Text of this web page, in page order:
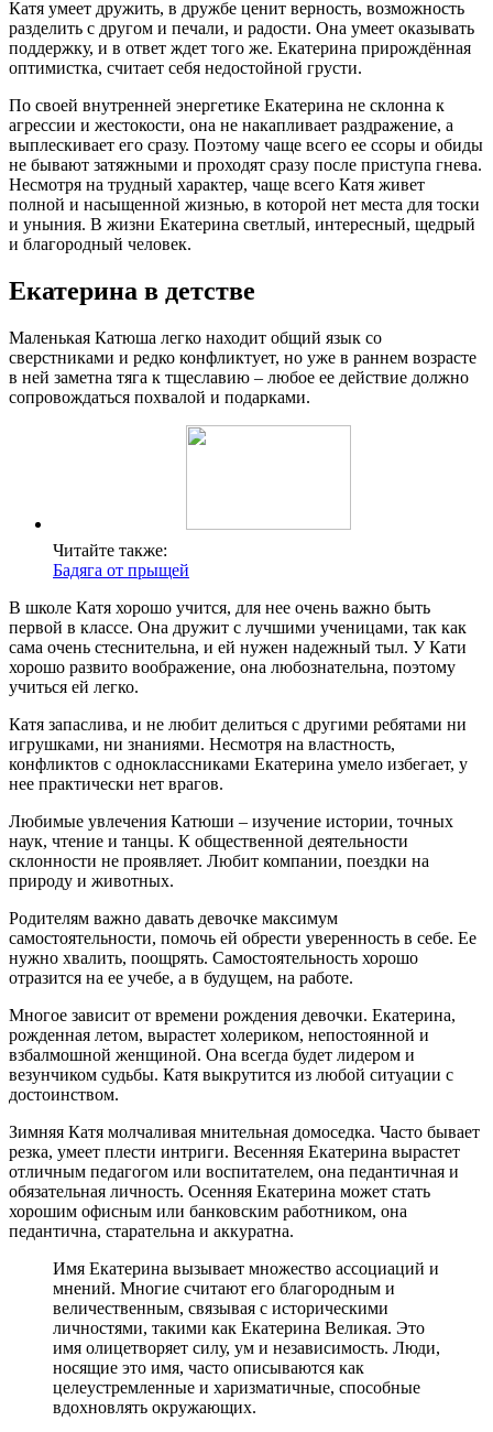
Катя умеет дружить, в дружбе ценит верность, возможность
разделить с другом и печали, и радости. Она умеет оказывать
поддержку, и в ответ ждет того же. Екатерина прирождённая
оптимистка, считает себя недостойной грусти.
По своей внутренней энергетике Екатерина не склонна к
агрессии и жестокости, она не накапливает раздражение, а
выплескивает его сразу. Поэтому чаще всего ее ссоры и обиды
не бывают затяжными и проходят сразу после приступа гнева.
Несмотря на трудный характер, чаще всего Катя живет
полной и насыщенной жизнью, в которой нет места для тоски
и уныния. В жизни Екатерина светлый, интересный, щедрый
и благородный человек.
Екатерина в детстве
Маленькая Катюша легко находит общий язык со
сверстниками и редко конфликтует, но уже в раннем возрасте
в ней заметна тяга к тщеславию – любое ее действие должно
сопровождаться похвалой и подарками.
Читайте также:
Бадяга от прыщей
В школе Катя хорошо учится, для нее очень важно быть
первой в классе. Она дружит с лучшими ученицами, так как
сама очень стеснительна, и ей нужен надежный тыл. У Кати
хорошо развито воображение, она любознательна, поэтому
учиться ей легко.
Катя запаслива, и не любит делиться с другими ребятами ни
игрушками, ни знаниями. Несмотря на властность,
конфликтов с одноклассниками Екатерина умело избегает, у
нее практически нет врагов.
Любимые увлечения Катюши – изучение истории, точных
наук, чтение и танцы. К общественной деятельности
склонности не проявляет. Любит компании, поездки на
природу и животных.
Родителям важно давать девочке максимум
самостоятельности, помочь ей обрести уверенность в себе. Ее
нужно хвалить, поощрять. Самостоятельность хорошо
отразится на ее учебе, а в будущем, на работе.
Многое зависит от времени рождения девочки. Екатерина,
рожденная летом, вырастет холериком, непостоянной и
взбалмошной женщиной. Она всегда будет лидером и
везунчиком судьбы. Катя выкрутится из любой ситуации с
достоинством.
Зимняя Катя молчаливая мнительная домоседка. Часто бывает
резка, умеет плести интриги. Весенняя Екатерина вырастет
отличным педагогом или воспитателем, она педантичная и
обязательная личность. Осенняя Екатерина может стать
хорошим офисным или банковским работником, она
педантична, старательна и аккуратна.
Имя Екатерина вызывает множество ассоциаций и
мнений. Многие считают его благородным и
величественным, связывая с историческими
личностями, такими как Екатерина Великая. Это
имя олицетворяет силу, ум и независимость. Люди,
носящие это имя, часто описываются как
целеустремленные и харизматичные, способные
вдохновлять окружающих.